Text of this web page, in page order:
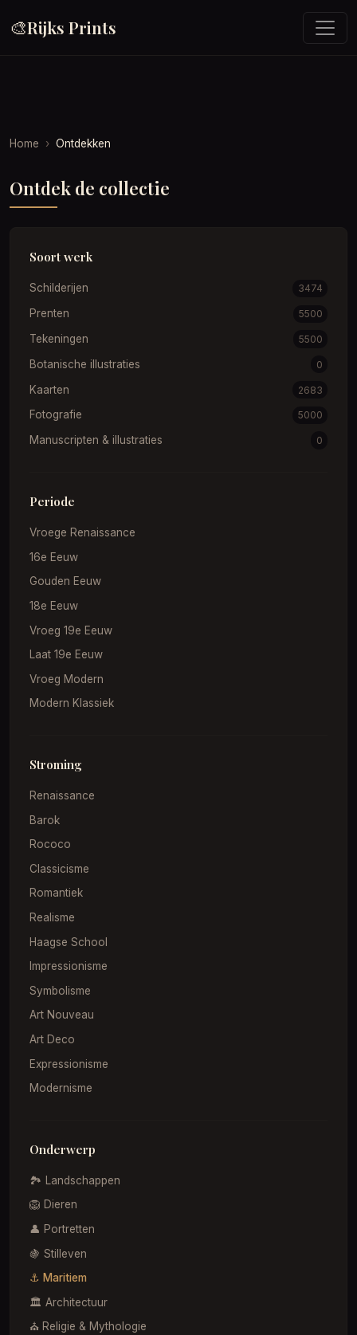
🎨Rijks Prints
Home Ontdekken
Ontdek de collectie
Soort werk
Schilderijen 3474
Prenten 5500
Tekeningen 5500
Botanische illustraties 0
Kaarten 2683
Fotografie 5000
Manuscripten & illustraties 0
Periode
Vroege Renaissance
16e Eeuw
Gouden Eeuw
18e Eeuw
Vroeg 19e Eeuw
Laat 19e Eeuw
Vroeg Modern
Modern Klassiek
Stroming
Renaissance
Barok
Rococo
Classicisme
Romantiek
Realisme
Haagse School
Impressionisme
Symbolisme
Art Nouveau
Art Deco
Expressionisme
Modernisme
Onderwerp
🏞️ Landschappen
🦁 Dieren
👤 Portretten
🍇 Stilleven
⚓ Maritiem
🏛️ Architectuur
⛪ Religie & Mythologie